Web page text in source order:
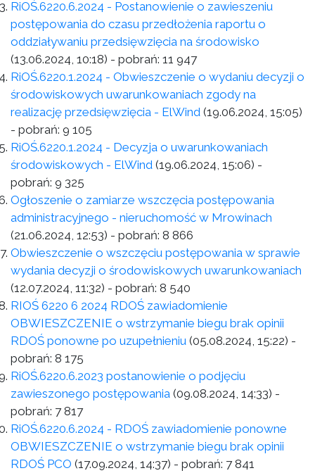
RiOŚ.6220.6.2024 - Postanowienie o zawieszeniu
postępowania do czasu przedłożenia raportu o
oddziaływaniu przedsięwzięcia na środowisko
(13.06.2024, 10:18) - pobrań: 11 947
RiOŚ.6220.1.2024 - Obwieszczenie o wydaniu decyzji o
środowiskowych uwarunkowaniach zgody na
realizację przedsięwzięcia - ElWind (19.06.2024, 15:05)
- pobrań: 9 105
RiOŚ.6220.1.2024 - Decyzja o uwarunkowaniach
środowiskowych - ElWind (19.06.2024, 15:06) -
pobrań: 9 325
Ogłoszenie o zamiarze wszczęcia postępowania
administracyjnego - nieruchomość w Mrowinach
(21.06.2024, 12:53) - pobrań: 8 866
Obwieszczenie o wszczęciu postępowania w sprawie
wydania decyzji o środowiskowych uwarunkowaniach
(12.07.2024, 11:32) - pobrań: 8 540
RIOŚ 6220 6 2024 RDOŚ zawiadomienie
OBWIESZCZENIE o wstrzymanie biegu brak opinii
RDOŚ ponowne po uzupełnieniu (05.08.2024, 15:22) -
pobrań: 8 175
RiOŚ.6220.6.2023 postanowienie o podjęciu
zawieszonego postępowania (09.08.2024, 14:33) -
pobrań: 7 817
RiOŚ.6220.6.2024 - RDOŚ zawiadomienie ponowne
OBWIESZCZENIE o wstrzymanie biegu brak opinii
RDOŚ PCO (17.09.2024, 14:37) - pobrań: 7 841